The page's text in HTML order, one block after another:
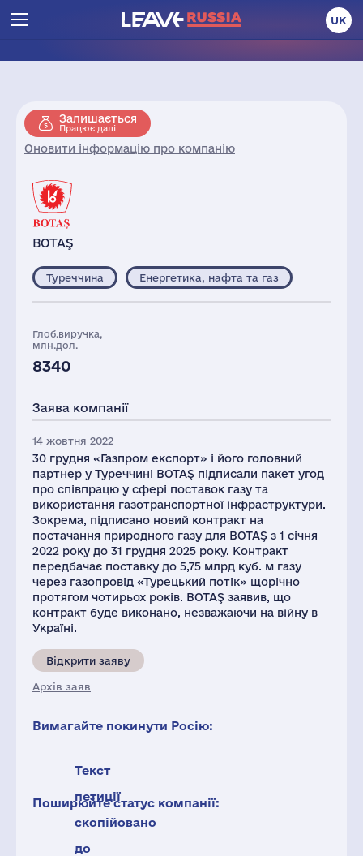
UK
Залишається
Працює далі
Оновити інформацію про компанію
BOTAŞ
Туреччина Енергетика, нафта та газ
Глоб.виручка,
млн.дол.
8340
Заява компанії
14 жовтня 2022
30 грудня «Газпром експорт» і його головний
партнер у Туреччині BOTAŞ підписали пакет угод
про співпрацю у сфері поставок газу та
використання газотранспортної інфраструктури.
Зокрема, підписано новий контракт на
постачання природного газу для BOTAŞ з 1 січня
2022 року до 31 грудня 2025 року. Контракт
передбачає поставку до 5,75 млрд куб. м газу
через газопровід «Турецький потік» щорічно
протягом чотирьох років. BOTAŞ заявив, що
контракт буде виконано, незважаючи на війну в
Україні.
Відкрити заяву
Архів заяв
Вимагайте покинути Росію:
Текст
петиції
скопійовано
до
Поширюйте статус компанії: